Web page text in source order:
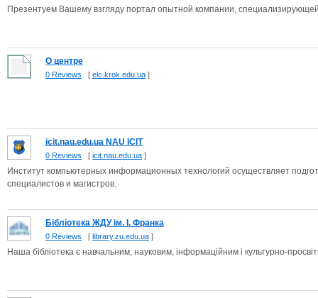
Презентуем Вашему взгляду портал опытной компании,
О центре
0 Reviews [ elc.krok.edu.ua ]
icit.nau.edu.ua NAU ICIT
0 Reviews [ icit.nau.edu.ua ]
Институт компьютерных информационных технологий осуществляет
специалистов и магистров.
Бібліотека ЖДУ ім. І. Франка
0 Reviews [ library.zu.edu.ua ]
Наша бібліотека є навчальним, науковим, інформаційним і культурно-